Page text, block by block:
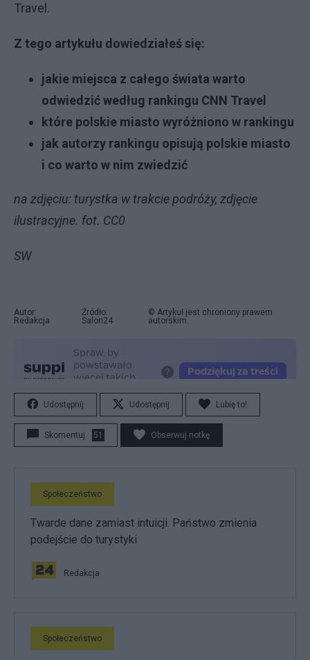
Travel.
Z tego artykułu dowiedziałeś się:
jakie miejsca z całego świata warto
odwiedzić według rankingu CNN Travel
które polskie miasto wyróżniono w rankingu
jak autorzy rankingu opisują polskie miasto
i co warto w nim zwiedzić
na zdjęciu: turystka w trakcie podróży, zdjęcie
ilustracyjne. fot. CC0
SW
Autor:
Redakcja
Źródło:
Salon24
© Artykuł jest chroniony prawem
autorskim.
Udostępnij Udostępnij Lubię to!
Skomentuj 51 Obserwuj notkę
Społeczeństwo
Twarde dane zamiast intuicji. Państwo zmienia
podejście do turystyki
Redakcja
Społeczeństwo